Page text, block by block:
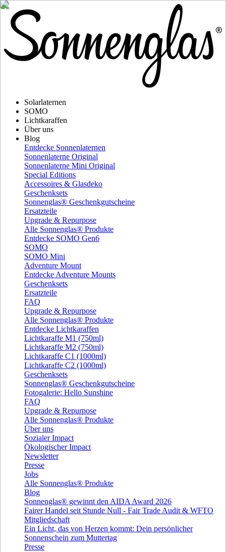
Solarlaternen
SOMO
Lichtkaraffen
Über uns
Blog
Entdecke Sonnenlaternen
Sonnenlaterne Original
Sonnenlaterne Mini Original
Special Editions
Accessoires & Glasdeko
Geschenksets
Sonnenglas® Geschenkgutscheine
Ersatzteile
Upgrade & Repurpose
Alle Sonnenglas® Produkte
Entdecke SOMO Gen6
SOMO
SOMO Mini
Adventure Mount
Entdecke Adventure Mounts
Geschenksets
Ersatzteile
FAQ
Upgrade & Repurpose
Alle Sonnenglas® Produkte
Entdecke Lichtkaraffen
Lichtkaraffe M1 (750ml)
Lichtkaraffe M2 (750ml)
Lichtkaraffe C1 (1000ml)
Lichtkaraffe C2 (1000ml)
Geschenksets
Sonnenglas® Geschenkgutscheine
Fotogalerie: Hello Sunshine
FAQ
Upgrade & Repurpose
Alle Sonnenglas® Produkte
Über uns
Sozialer Impact
Ökologischer Impact
Newsletter
Presse
Jobs
Alle Sonnenglas® Produkte
Blog
Sonnenglas® gewinnt den AIDA Award 2026
Fairer Handel seit Stunde Null - Fair Trade Audit & WFTO
Mitgliedschaft
Ein Licht, das von Herzen kommt: Dein persönlicher
Sonnenschein zum Muttertag
Presse